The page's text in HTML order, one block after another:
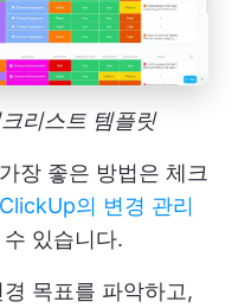
리스트 템플릿
장 좋은 방법은 체크
ClickUp의 변경 관리
있습니다.
목표를 파악하고,